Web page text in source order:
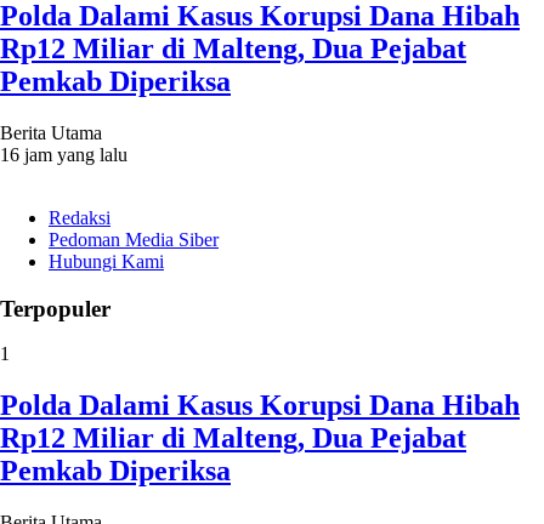
Polda Dalami Kasus Korupsi Dana Hibah
Rp12 Miliar di Malteng, Dua Pejabat
Pemkab Diperiksa
Berita Utama
16 jam yang lalu
Redaksi
Pedoman Media Siber
Hubungi Kami
Terpopuler
1
Polda Dalami Kasus Korupsi Dana Hibah
Rp12 Miliar di Malteng, Dua Pejabat
Pemkab Diperiksa